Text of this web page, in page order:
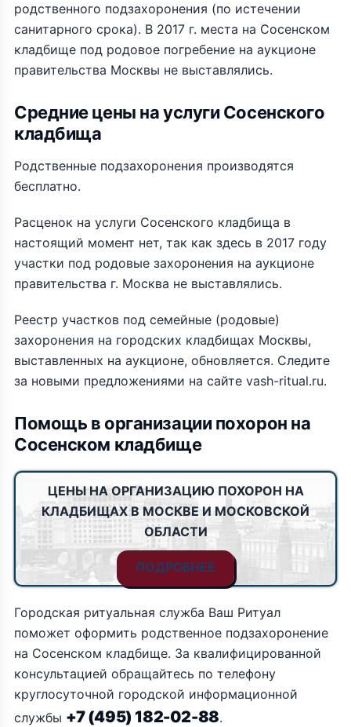
родственного подзахоронения (по истечении
санитарного срока). В 2017 г. места на Сосенском
кладбище под родовое погребение на аукционе
правительства Москвы не выставлялись.
Средние цены на услуги Сосенского
кладбища
Родственные подзахоронения производятся
бесплатно.
Расценок на услуги Сосенского кладбища в
настоящий момент нет, так как здесь в 2017 году
участки под родовые захоронения на аукционе
правительства г. Москва не выставлялись.
Реестр участков под семейные (родовые)
захоронения на городских кладбищах Москвы,
выставленных на аукционе, обновляется. Следите
за новыми предложениями на сайте vash-ritual.ru.
Помощь в организации похорон на
Сосенском кладбище
ЦЕНЫ НА ОРГАНИЗАЦИЮ ПОХОРОН НА
КЛАДБИЩАХ В МОСКВЕ И МОСКОВСКОЙ
ОБЛАСТИ
ПОДРОБНЕЕ
Городская ритуальная служба Ваш Ритуал
поможет оформить родственное подзахоронение
на Сосенском кладбище. За квалифицированной
консультацией обращайтесь по телефону
круглосуточной городской информационной
службы +7 (495) 182-02-88.